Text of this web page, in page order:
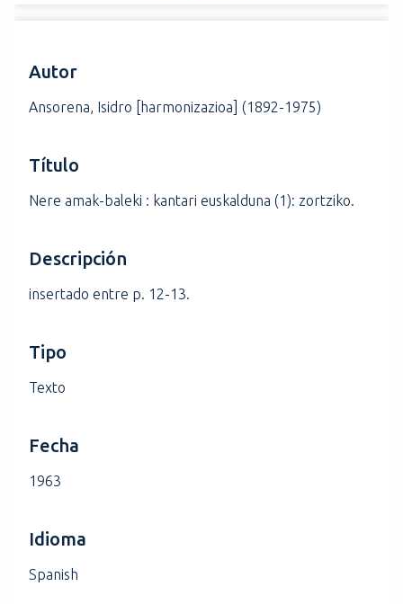
Autor
Ansorena, Isidro [harmonizazioa] (1892-1975)
Título
Nere amak-baleki : kantari euskalduna (1): zortziko.
Descripción
insertado entre p. 12-13.
Tipo
Texto
Fecha
1963
Idioma
Spanish